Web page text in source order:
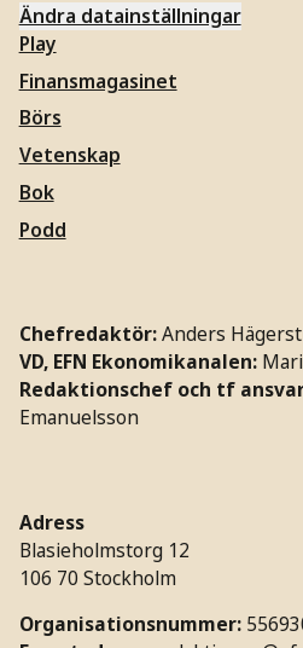
Ändra datainställningar
Play
Finansmagasinet
Börs
Vetenskap
Bok
Podd
Chefredaktör:Anders
VD, EFN Ekonomikanalen:
Redaktionschef och tf
Emanuelsson
Adress
Blasieholmstorg 12
106 70 Stockholm
Organisationsnummer: